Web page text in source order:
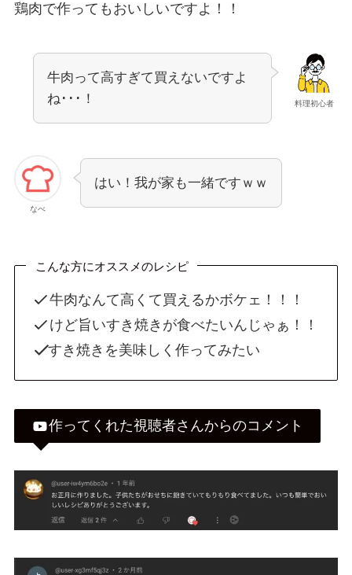
鶏肉で作ってもおいしいですよ！！
料理初心者
牛肉って高すぎて買えないですよ
ね･･･！
なべ
はい！我が家も一緒ですｗｗ
こんな方にオススメのレシピ
牛肉なんて高くて買えるかボケェ！！！
けど旨いすき焼きが食べたいんじゃぁ！！
すき焼きを美味しく作ってみたい
作ってくれた視聴者さんからのコメント